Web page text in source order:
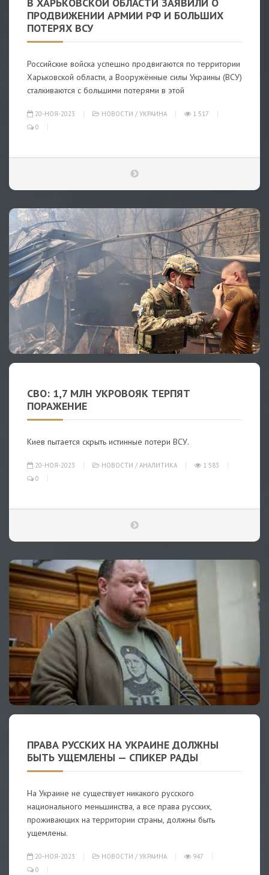
В ХАРЬКОВСКОЙ ОБЛАСТИ ЗАЯВИЛИ О
ПРОДВИЖЕНИИ АРМИИ РФ И БОЛЬШИХ
ПОТЕРЯХ ВСУ
Российские войска успешно продвигаются по территории
Харьковской области, а Вооружённые силы Украины (ВСУ)
сталкиваются с большими потерями в этой
20-НОЯ-2023 НОВОСТИ / УКРАИНА
1 517
0
СВО: 1,7 МЛН УКРОВОЯК ТЕРПЯТ
ПОРАЖЕНИЕ
Киев пытается скрыть истинные потери ВСУ.
20-НОЯ-2023 НОВОСТИ / АНАЛИТИКА
1 583
0
ПРАВА РУССКИХ НА УКРАИНЕ ДОЛЖНЫ
БЫТЬ УЩЕМЛЕНЫ — СПИКЕР РАДЫ
На Украине не существует никакого русского
национального меньшинства, а все права русских,
проживающих на территории страны, должны быть
ущемлены.
20-НОЯ-2023 НОВОСТИ / УКРАИНА
947
0